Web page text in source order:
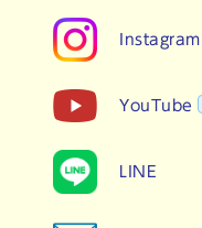
Instagram
YouTube
LINE